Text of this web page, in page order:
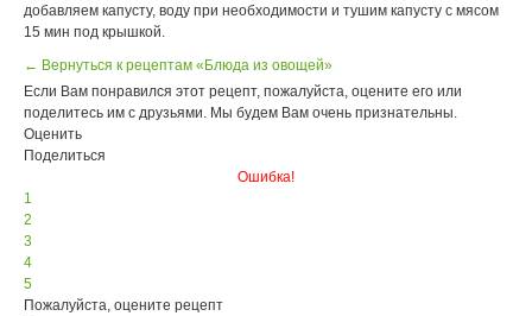
добавляем капусту, воду при необходимости и тушим капусту с мясом
15 мин под крышкой.
← Вернуться к рецептам «Блюда из овощей»
Если Вам понравился этот рецепт, пожалуйста, оцените его или
поделитесь им с друзьями. Мы будем Вам очень признательны.
Оценить
Поделиться
Ошибка!
1
2
3
4
5
Пожалуйста, оцените рецепт